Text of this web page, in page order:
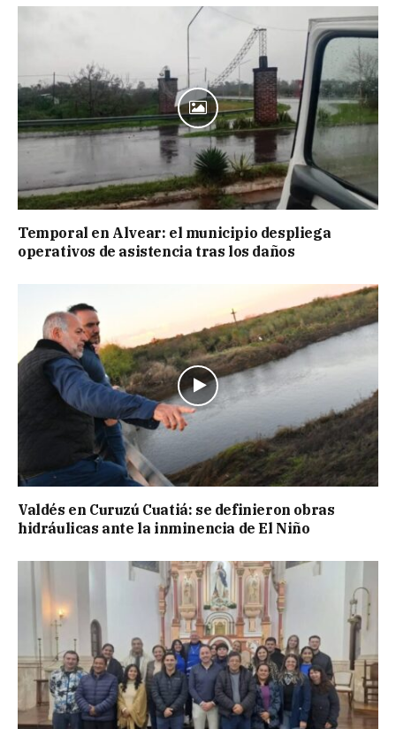
Temporal en Alvear: el municipio despliega
operativos de asistencia tras los daños
Valdés en Curuzú Cuatiá: se definieron obras
hidráulicas ante la inminencia de El Niño